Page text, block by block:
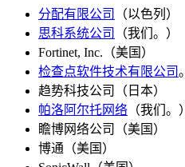
分配有限公司
（以色列）
思科系统公司
（我们。）
Fortinet, Inc.（美国）
检查点软件技术有限公司
趋势科技公司（日本）
帕洛阿尔托网络 （我们。）
瞻博网络公司（美国）
博通（美国）